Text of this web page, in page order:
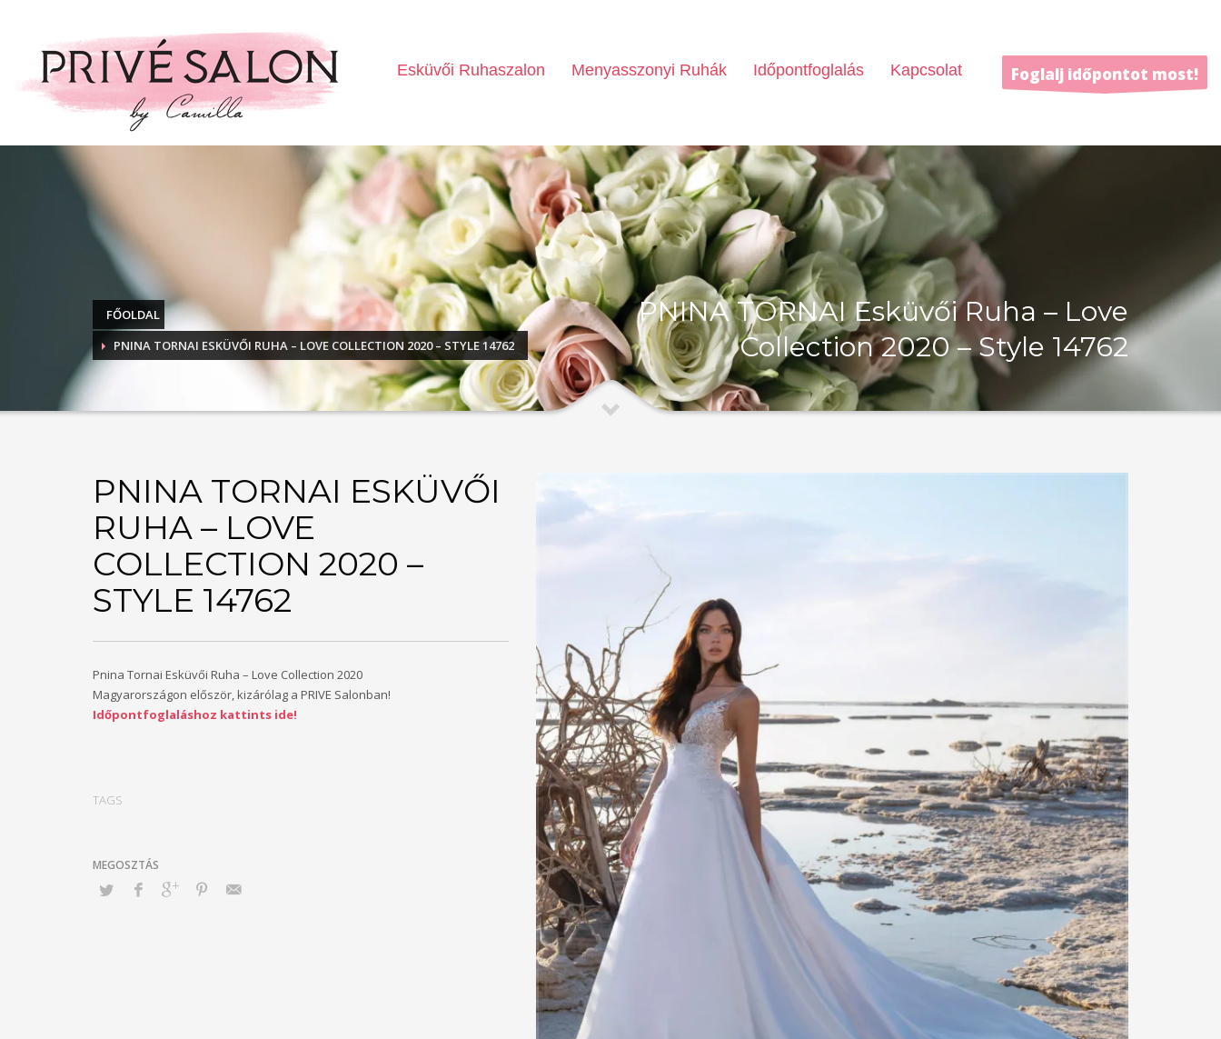
Esküvői Ruhaszalon Menyasszonyi Ruhák Időpontfoglalás Kapcsolat Foglalj időpontot most!
FŐOLDAL
PNINA TORNAI ESKÜVŐI RUHA – LOVE COLLECTION 2020 – STYLE 14762
PNINA TORNAI Esküvői Ruha – Love
Collection 2020 – Style 14762
PNINA TORNAI ESKÜVŐI
RUHA – LOVE
COLLECTION 2020 –
STYLE 14762
Pnina Tornai Esküvői Ruha – Love Collection 2020
Magyarországon először, kizárólag a PRIVE Salonban!
Időpontfoglaláshoz kattints ide!
TAGS